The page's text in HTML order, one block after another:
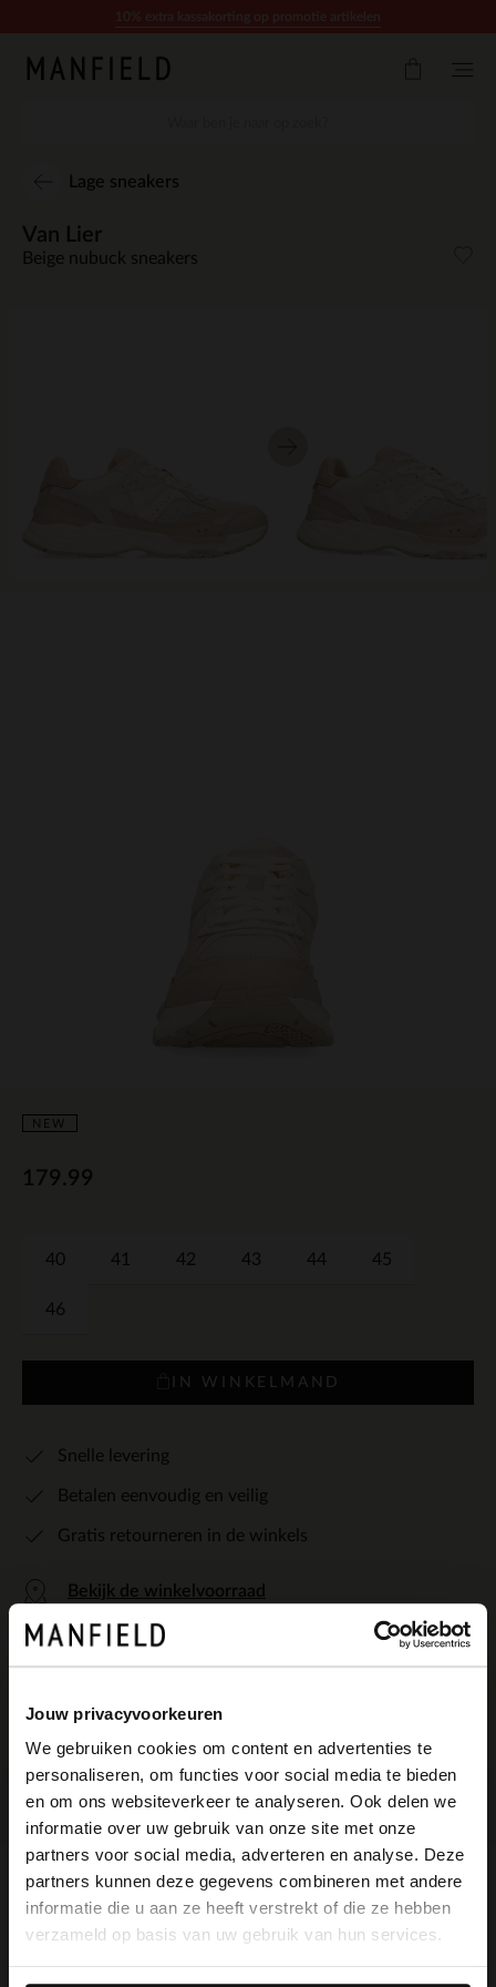
Jouw privacyvoorkeuren
We gebruiken cookies om content en advertenties te
personaliseren, om functies voor social media te bieden
en om ons websiteverkeer te analyseren. Ook delen we
informatie over uw gebruik van onze site met onze
partners voor social media, adverteren en analyse. Deze
partners kunnen deze gegevens combineren met andere
informatie die u aan ze heeft verstrekt of die ze hebben
verzameld op basis van uw gebruik van hun services.
Lage sneakers
NEW
Van Lier
Beige nubuck sneakers
179.99
40 41 42 43 44 45
46
IN WINKELMAND
Snelle levering
Betalen eenvoudig en veilig
Gratis retourneren in de winkels
Bekijk de winkelvoorraad
Kleuren
Omschrijving
×
View this website in English?
It looks like your language isn't Dutch. Would
you like to switch to English?